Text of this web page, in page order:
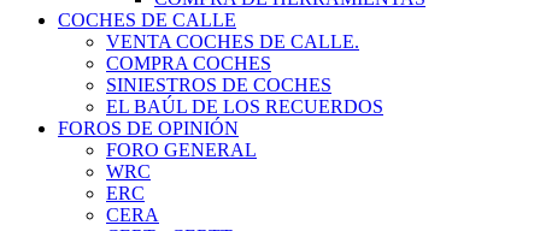
COCHES DE CALLE
VENTA COCHES DE CALLE.
COMPRA COCHES
SINIESTROS DE COCHES
EL BAÚL DE LOS RECUERDOS
FOROS DE OPINIÓN
FORO GENERAL
WRC
ERC
CERA